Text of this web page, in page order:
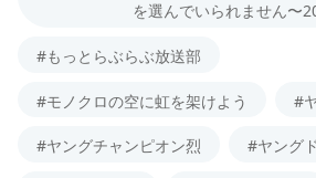
を選んでいられません〜
#もっとらぶらぶ放送部
#モノクロの空に虹を架けよう #
#ヤングチャンピオン烈 #ヤング